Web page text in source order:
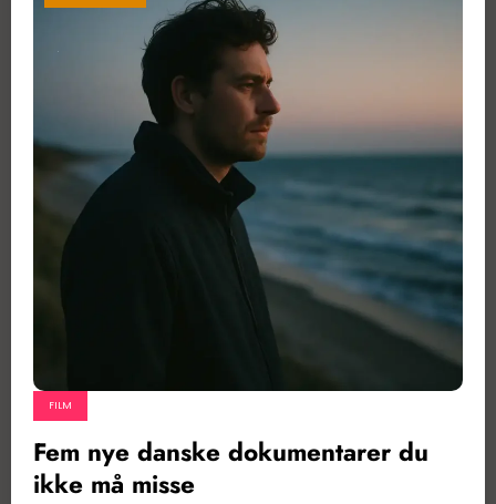
FILM
Fem nye danske dokumentarer du
ikke må misse